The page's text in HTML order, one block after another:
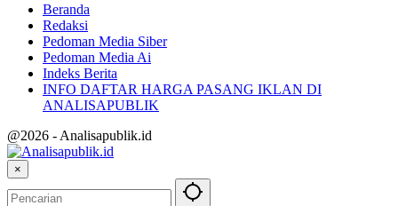
Beranda
Redaksi
Pedoman Media Siber
Pedoman Media Ai
Indeks Berita
INFO DAFTAR HARGA PASANG IKLAN DI
ANALISAPUBLIK
@2026 - Analisapublik.id
×